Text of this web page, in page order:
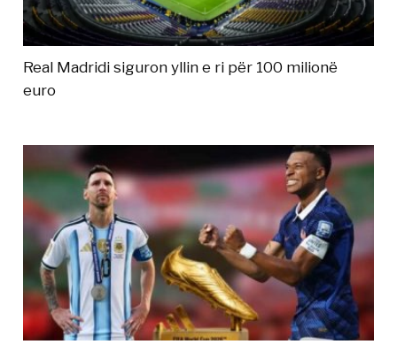
Real Madridi siguron yllin e ri për 100 milionë
euro